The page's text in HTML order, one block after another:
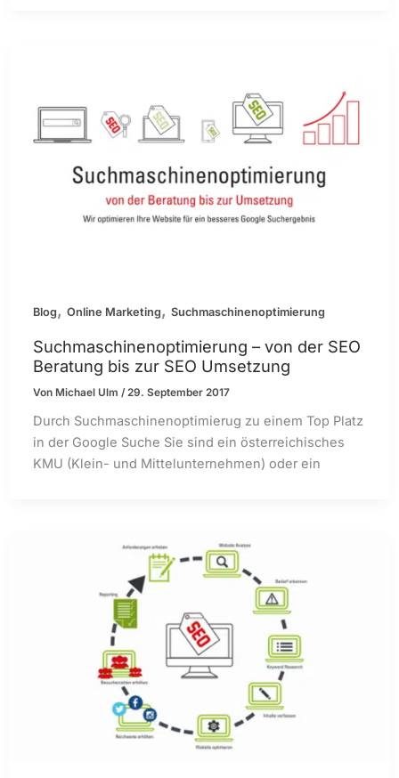
Blog,Online Marketing,Suchmaschinenoptimierung
Suchmaschinenoptimierung – von der SEO
Beratung bis zur SEO Umsetzung
Von Michael Ulm /29. September 2017
Durch Suchmaschinenoptimierug zu einem Top Platz
in der Google Suche Sie sind ein österreichisches
KMU (Klein- und Mittelunternehmen) oder ein